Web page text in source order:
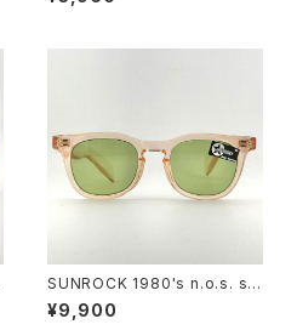
Tortoise w/Polarized G15 l
SUNROCK 1980's n.o.s. su
nglasses- Crystal Pink fra
me x green lens
¥9,900